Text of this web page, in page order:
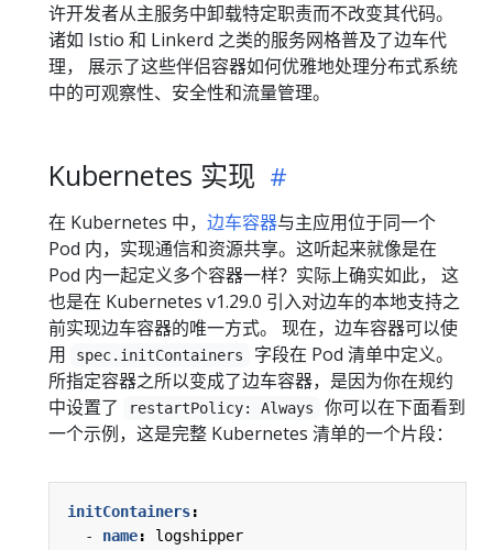
许开发者从主服务中卸载特定职责而不改变其代码。
诸如 Istio 和 Linkerd 之类的服务网格普及了边车代
理， 展示了这些伴侣容器如何优雅地处理分布式系统
中的可观察性、安全性和流量管理。
Kubernetes 实现
在 Kubernetes 中， 边车容器与主应用位于同一个
Pod 内，实现通信和资源共享。这听起来就像是在
Pod 内一起定义多个容器一样？实际上确实如此， 这
也是在 Kubernetes v1.29.0 引入对边车的本地支持之
前实现边车容器的唯一方式。 现在，边车容器可以使
用
spec.initContainers
字段在 Pod 清单中定义。
所指定容器之所以变成了边车容器，是因为你在规约
中设置了
restartPolicy: Always
你可以在下面看到
一个示例，这是完整 Kubernetes 清单的一个片段：
initContainers:
- name:
logshipper